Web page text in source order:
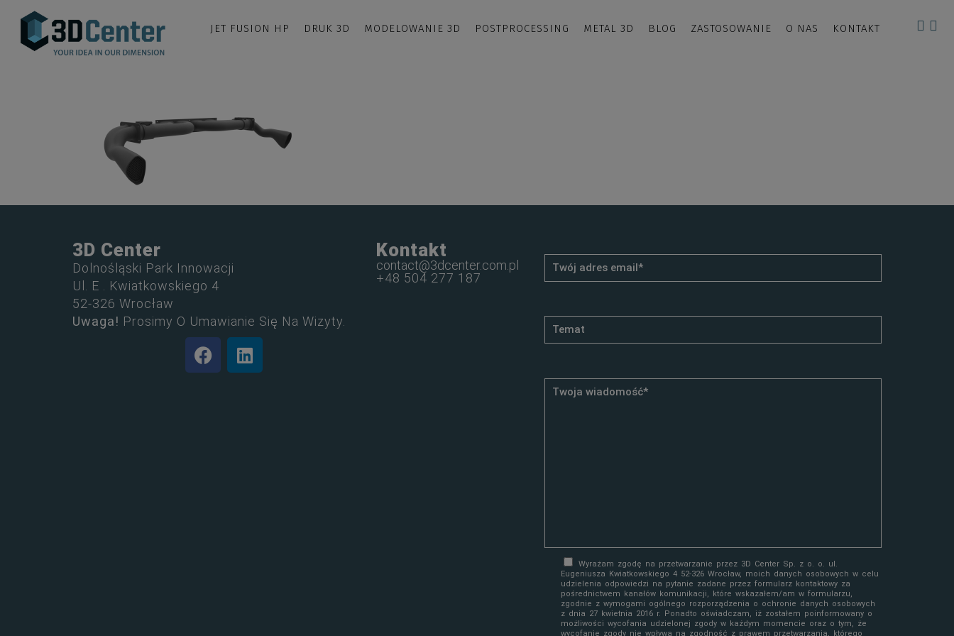
JET FUSION HP DRUK 3D MODELOWANIE 3D POSTPROCESSING METAL 3D BLOG ZASTOSOWANIE O NAS KONTAKT
3D Center
Dolnośląski Park Innowacji
Ul. E . Kwiatkowskiego 4
52-326 Wrocław
Uwaga! Prosimy O Umawianie Się Na Wizyty.
Kontakt
contact@3dcenter.com.pl
+48 504 277 187
Wyrażam zgodę na przetwarzanie przez 3D Center Sp. z o. o. ul.
Eugeniusza Kwiatkowskiego 4 52-326 Wrocław, moich danych osobowych w celu
udzielenia odpowiedzi na pytanie zadane przez formularz kontaktowy za
pośrednictwem kanałów komunikacji, które wskazałem/am w formularzu,
zgodnie z wymogami ogólnego rozporządzenia o ochronie danych osobowych
z dnia 27 kwietnia 2016 r. Ponadto oświadczam, iż zostałem poinformowany o
możliwości wycofania udzielonej zgody w każdym momencie oraz o tym, że
wycofanie zgody nie wpływa na zgodność z prawem przetwarzania, którego